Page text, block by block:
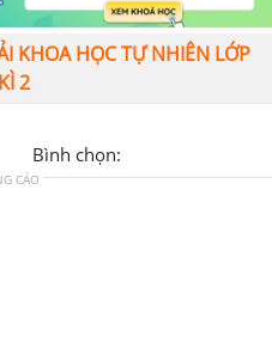
KHOA HỌC TỰ NHIÊN LỚP
2
Bình chọn:
CÁO